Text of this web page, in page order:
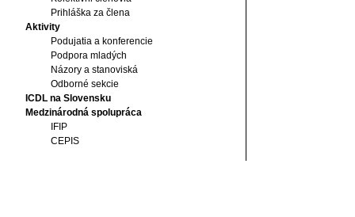
Prihláška za člena
Aktivity
Podujatia a konferencie
Podpora mladých
Názory a stanoviská
Odborné sekcie
ICDL na Slovensku
Medzinárodná spolupráca
IFIP
CEPIS